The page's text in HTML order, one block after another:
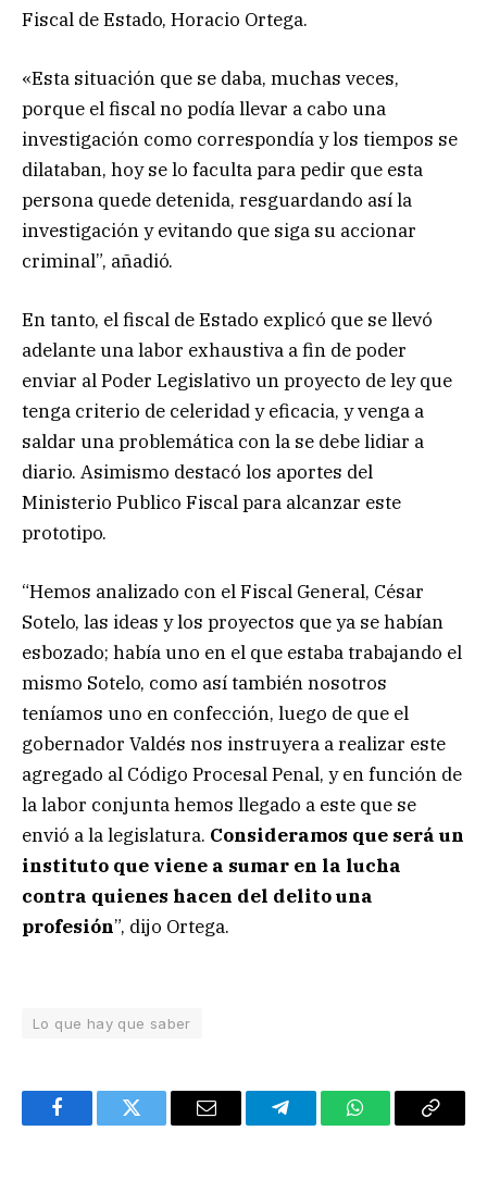
Fiscal de Estado, Horacio Ortega.
«Esta situación que se daba, muchas veces,
porque el fiscal no podía llevar a cabo una
investigación como correspondía y los tiempos se
dilataban, hoy se lo faculta para pedir que esta
persona quede detenida, resguardando así la
investigación y evitando que siga su accionar
criminal”, añadió.
En tanto, el fiscal de Estado explicó que se llevó
adelante una labor exhaustiva a fin de poder
enviar al Poder Legislativo un proyecto de ley que
tenga criterio de celeridad y eficacia, y venga a
saldar una problemática con la se debe lidiar a
diario. Asimismo destacó los aportes del
Ministerio Publico Fiscal para alcanzar este
prototipo.
“Hemos analizado con el Fiscal General, César
Sotelo, las ideas y los proyectos que ya se habían
esbozado; había uno en el que estaba trabajando el
mismo Sotelo, como así también nosotros
teníamos uno en confección, luego de que el
gobernador Valdés nos instruyera a realizar este
agregado al Código Procesal Penal, y en función de
la labor conjunta hemos llegado a este que se
envió a la legislatura. Consideramos que será un
instituto que viene a sumar en la lucha
contra quienes hacen del delito una
profesión”, dijo Ortega.
Lo que hay que saber
FacebookTwitter Email TelegramWhatsAppCopy